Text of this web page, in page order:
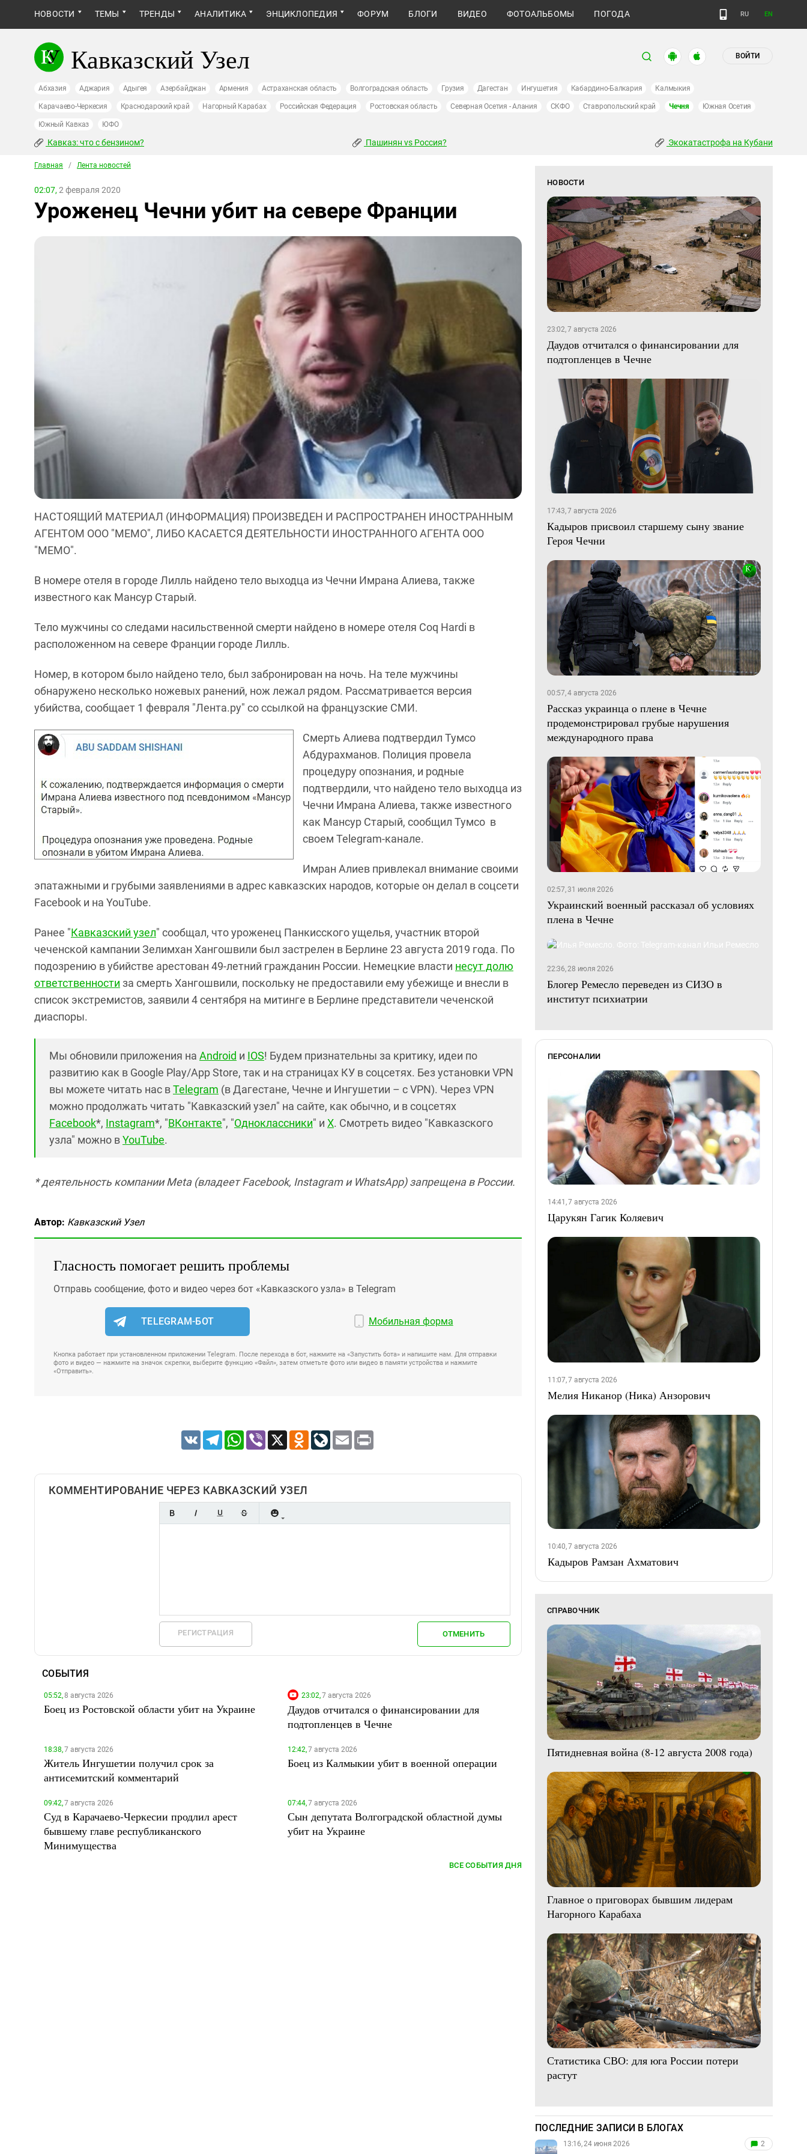
НОВОСТИ ТЕМЫ ТРЕНДЫ АНАЛИТИКА ЭНЦИКЛОПЕДИЯ ФОРУМ БЛОГИ ВИДЕО ФОТОАЛЬБОМЫ ПОГОДА RU EN
Кавказский Узел ВОЙТИ
Абхазия Аджария Адыгея Азербайджан Армения Астраханская область Волгоградская область Грузия Дагестан Ингушетия Кабардино-Балкария Калмыкия
Карачаево-Черкесия Краснодарский край Нагорный Карабах Российская Федерация Ростовская область Северная Осетия - Алания СКФО Ставропольский край Чечня Южная Осетия
Южный Кавказ ЮФО
Кавказ: что с бензином? Пашинян vs Россия? Экокатастрофа на Кубани
Главная / Лента новостей
02:07, 2 февраля 2020
Уроженец Чечни убит на севере Франции
НАСТОЯЩИЙ МАТЕРИАЛ (ИНФОРМАЦИЯ) ПРОИЗВЕДЕН И РАСПРОСТРАНЕН ИНОСТРАННЫМ
АГЕНТОМ ООО "МЕМО", ЛИБО КАСАЕТСЯ ДЕЯТЕЛЬНОСТИ ИНОСТРАННОГО АГЕНТА ООО
"МЕМО".
В номере отеля в городе Лилль найдено тело выходца из Чечни Имрана Алиева, также
известного как Мансур Старый.
Тело мужчины со следами насильственной смерти найдено в номере отеля Coq Hardi в
расположенном на севере Франции городе Лилль.
Номер, в котором было найдено тело, был забронирован на ночь. На теле мужчины
обнаружено несколько ножевых ранений, нож лежал рядом. Рассматривается версия
убийства, сообщает 1 февраля "Лента.ру" со ссылкой на французские СМИ.
Смерть Алиева подтвердил Тумсо
Абдурахманов. Полиция провела
процедуру опознания, и родные
подтвердили, что найдено тело выходца из
Чечни Имрана Алиева, также известного
как Мансур Старый, сообщил Тумсо в
своем Telegram-канале.
Имран Алиев привлекал внимание своими
эпатажными и грубыми заявлениями в адрес кавказских народов, которые он делал в соцсети
Facebook и на YouTube.
Ранее "Кавказский узел" сообщал, что уроженец Панкисского ущелья, участник второй
чеченской кампании Зелимхан Хангошвили был застрелен в Берлине 23 августа 2019 года. По
подозрению в убийстве арестован 49-летний гражданин России. Немецкие власти несут долю
ответственности за смерть Хангошвили, поскольку не предоставили ему убежище и внесли в
список экстремистов, заявили 4 сентября на митинге в Берлине представители чеченской
диаспоры.
Мы обновили приложения на Android и IOS! Будем признательны за критику, идеи по
развитию как в Google Play/App Store, так и на страницах КУ в соцсетях. Без установки VPN
вы можете читать нас вTelegram (в Дагестане, Чечне и Ингушетии – с VPN). Через VPN
можно продолжать читать "Кавказский узел" на сайте, как обычно, и в соцсетях
Facebook*, Instagram*, "ВКонтакте", "Одноклассники" и X. Смотреть видео "Кавказского
узла" можно вYouTube.
* деятельность компании Meta (владеет Facebook, Instagram и WhatsApp) запрещена в России.
Автор: Кавказский Узел
Гласность помогает решить проблемы
Отправь сообщение, фото и видео через бот «Кавказского узла» в Telegram
TELEGRAM-БОТ Мобильная форма
Кнопка работает при установленном приложении Telegram. После перехода в бот, нажмите на «Запустить бота» и напишите нам. Для отправки
фото и видео — нажмите на значок скрепки, выберите функцию «Файл», затем отметьте фото или видео в памяти устройства и нажмите
«Отправить».
VK TelegramWhatsApp
Viber X Odnoklassniki
LiveJournal
Email
КОММЕНТИРОВАНИЕ ЧЕРЕЗ КАВКАЗСКИЙ УЗЕЛ
РЕГИСТРАЦИЯ ОТМЕНИТЬ
СОБЫТИЯ
05:52,8 августа 2026
Боец из Ростовской области убит на Украине
23:02,7 августа 2026
Даудов отчитался о финансировании для
подтопленцев в Чечне
18:38,7 августа 2026
Житель Ингушетии получил срок за
антисемитский комментарий
12:42,7 августа 2026
Боец из Калмыкии убит в военной операции
09:42,7 августа 2026
Суд в Карачаево-Черкесии продлил арест
бывшему главе республиканского
Минимущества
07:44,7 августа 2026
Сын депутата Волгоградской областной думы
убит на Украине
ВСЕ СОБЫТИЯ ДНЯ
НОВОСТИ
23:02, 7 августа 2026
Даудов отчитался о финансировании для
подтопленцев в Чечне
17:43, 7 августа 2026
Кадыров присвоил старшему сыну звание
Героя Чечни
00:57, 4 августа 2026
Рассказ украинца о плене в Чечне
продемонстрировал грубые нарушения
международного права
02:57, 31 июля 2026
Украинский военный рассказал об условиях
плена в Чечне
22:36, 28 июля 2026
Блогер Ремесло переведен из СИЗО в
институт психиатрии
ПЕРСОНАЛИИ
14:41, 7 августа 2026
Царукян Гагик Коляевич
11:07, 7 августа 2026
Мелия Никанор (Ника) Анзорович
10:40, 7 августа 2026
Кадыров Рамзан Ахматович
СПРАВОЧНИК
Пятидневная война (8-12 августа 2008 года)
Главное о приговорах бывшим лидерам
Нагорного Карабаха
Статистика СВО: для юга России потери
растут
ПОСЛЕДНИЕ ЗАПИСИ В БЛОГАХ
13:16, 24 июня 2026 2